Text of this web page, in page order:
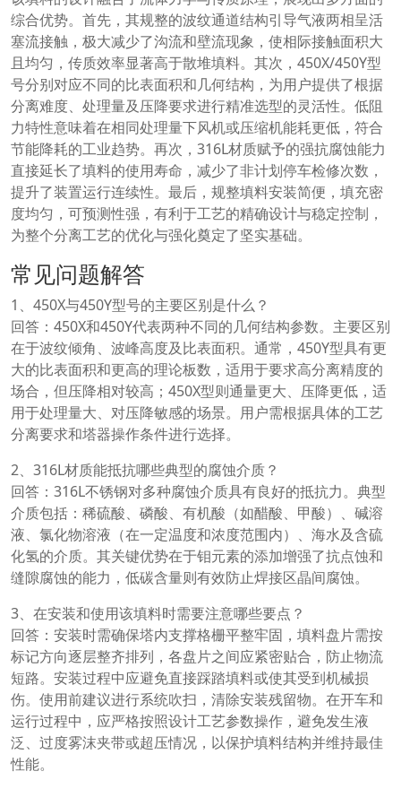
综合优势。首先，其规整的波纹通道结构引导气液两相呈活
塞流接触，极大减少了沟流和壁流现象，使相际接触面积大
且均匀，传质效率显著高于散堆填料。其次，450X/450Y型
号分别对应不同的比表面积和几何结构，为用户提供了根据
分离难度、处理量及压降要求进行精准选型的灵活性。低阻
力特性意味着在相同处理量下风机或压缩机能耗更低，符合
节能降耗的工业趋势。再次，316L材质赋予的强抗腐蚀能力
直接延长了填料的使用寿命，减少了非计划停车检修次数，
提升了装置运行连续性。最后，规整填料安装简便，填充密
度均匀，可预测性强，有利于工艺的精确设计与稳定控制，
为整个分离工艺的优化与强化奠定了坚实基础。
常见问题解答
1、450X与450Y型号的主要区别是什么？
回答：450X和450Y代表两种不同的几何结构参数。主要区别
在于波纹倾角、波峰高度及比表面积。通常，450Y型具有更
大的比表面积和更高的理论板数，适用于要求高分离精度的
场合，但压降相对较高；450X型则通量更大、压降更低，适
用于处理量大、对压降敏感的场景。用户需根据具体的工艺
分离要求和塔器操作条件进行选择。
2、316L材质能抵抗哪些典型的腐蚀介质？
回答：316L不锈钢对多种腐蚀介质具有良好的抵抗力。典型
介质包括：稀硫酸、磷酸、有机酸（如醋酸、甲酸）、碱溶
液、氯化物溶液（在一定温度和浓度范围内）、海水及含硫
化氢的介质。其关键优势在于钼元素的添加增强了抗点蚀和
缝隙腐蚀的能力，低碳含量则有效防止焊接区晶间腐蚀。
3、在安装和使用该填料时需要注意哪些要点？
回答：安装时需确保塔内支撑格栅平整牢固，填料盘片需按
标记方向逐层整齐排列，各盘片之间应紧密贴合，防止物流
短路。安装过程中应避免直接踩踏填料或使其受到机械损
伤。使用前建议进行系统吹扫，清除安装残留物。在开车和
运行过程中，应严格按照设计工艺参数操作，避免发生液
泛、过度雾沫夹带或超压情况，以保护填料结构并维持最佳
性能。